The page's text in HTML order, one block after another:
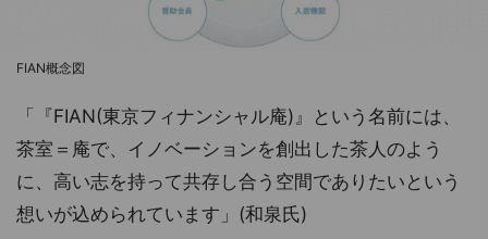
FIAN概念図
「『FIAN(東京フィナンシャル庵)』という名前には、
茶室＝庵で、イノベーションを創出した茶人のよう
に、高い志を持って共存し合う空間でありたいという
想いが込められています」(和泉氏)